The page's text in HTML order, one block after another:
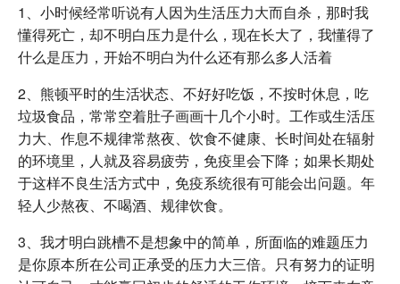
1、小时候经常听说有人因为生活压力大而自杀，那时我
懂得死亡，却不明白压力是什么，现在长大了，我懂得了
什么是压力，开始不明白为什么还有那么多人活着
2、熊顿平时的生活状态、不好好吃饭，不按时休息，吃
垃圾食品，常常空着肚子画画十几个小时。工作或生活压
力大、作息不规律常熬夜、饮食不健康、长时间处在辐射
的环境里，人就及容易疲劳，免疫里会下降；如果长期处
于这样不良生活方式中，免疫系统很有可能会出问题。年
轻人少熬夜、不喝酒、规律饮食。
3、我才明白跳槽不是想象中的简单，所面临的难题压力
是你原本所在公司正承受的压力大三倍。只有努力的证明